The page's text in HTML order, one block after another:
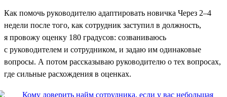
Как помочь руководителю адаптировать новичка Через 2–4
недели после того, как сотрудник заступил в должность,
я провожу оценку 180 градусов: созваниваюсь
с руководителем и сотрудником, и задаю им одинаковые
вопросы. А потом рассказываю руководителю о тех вопросах,
где сильные расхождения в оценках.